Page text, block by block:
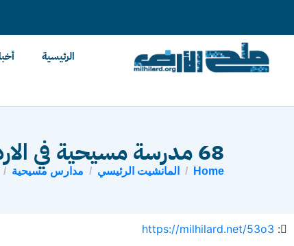
الرئيسية
68 مدرسة مسيحية في الاردن
Home المانشيت الرئيسي مدارس مسيحية
:
https://milhilard.net/53o3